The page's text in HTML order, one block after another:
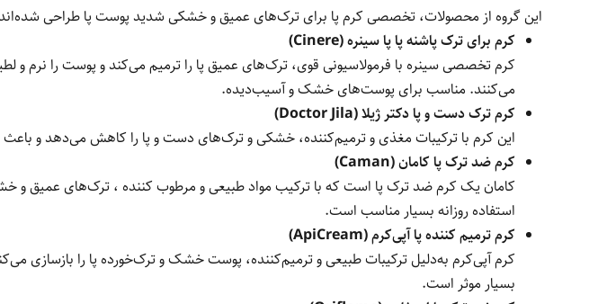
این گروه از محصولات، تخصصی کرم پا برای ترک‌های عمیق و خشکی شدید پوست پا طراحی
کرم برای ترک پاشنه پا پا سینره (Cinere)
کرم تخصصی سینره با فرمولاسیونی قوی، ترک‌های عمیق پا را ترمیم می‌کند و پوست را نرم و
می‌کنند. مناسب برای پوست‌های خشک و آسیب‌دیده.
کرم ترک دست و پا دکتر ژیلا (Doctor Jila)
این کرم با ترکیبات مغذی و ترمیم‌کننده، خشکی و ترک‌های دست و پا را کاهش می‌دهد و
کرم ضد ترک پا کامان (Caman)
کامان یک کرم ضد ترک پا است که با ترکیب مواد طبیعی و مرطوب کننده ، ترک‌های عمیق
استفاده روزانه بسیار مناسب است.
کرم ترمیم کننده پا آپی‌کرم (ApiCream)
کرم آپی‌کرم به‌دلیل ترکیبات طبیعی و ترمیم‌کننده، پوست خشک و ترک‌خورده پا را بازسازی
بسیار موثر است.